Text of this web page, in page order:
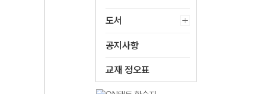
도서
공지사항
교재 정오표